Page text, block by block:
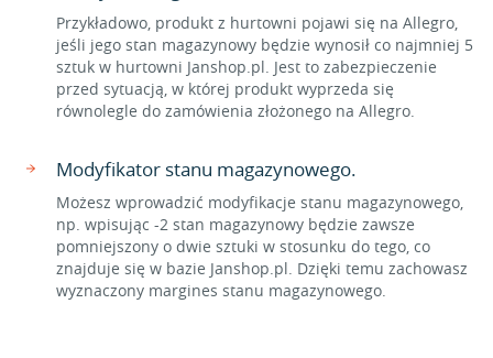
Przykładowo, produkt z hurtowni pojawi się na Allegro,
jeśli jego stan magazynowy będzie wynosił co najmniej 5
sztuk w hurtowni Janshop.pl. Jest to zabezpieczenie
przed sytuacją, w której produkt wyprzeda się
równolegle do zamówienia złożonego na Allegro.
Modyfikator stanu magazynowego.
Możesz wprowadzić modyfikacje stanu magazynowego,
np. wpisując -2 stan magazynowy będzie zawsze
pomniejszony o dwie sztuki w stosunku do tego, co
znajduje się w bazie Janshop.pl. Dzięki temu zachowasz
wyznaczony margines stanu magazynowego.